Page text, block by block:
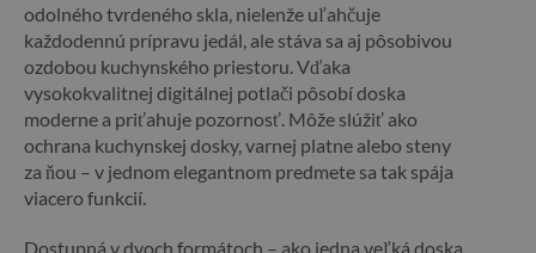
odolného tvrdeného skla, nielenže uľahčuje
každodennú prípravu jedál, ale stáva sa aj pôsobivou
ozdobou kuchynského priestoru. Vďaka
vysokokvalitnej digitálnej potlači pôsobí doska
moderne a priťahuje pozornosť. Môže slúžiť ako
ochrana kuchynskej dosky, varnej platne alebo steny
za ňou – v jednom elegantnom predmete sa tak spája
viacero funkcií.
Dostupná v dvoch formátoch – ako jedna veľká doska